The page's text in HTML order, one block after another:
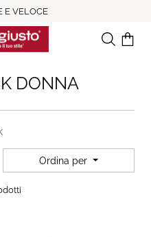
E VELOCE
RicercaIl tuo
DONNA
Ordina per